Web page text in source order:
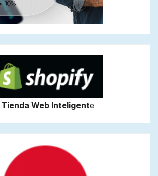
Tienda Web Inteligente